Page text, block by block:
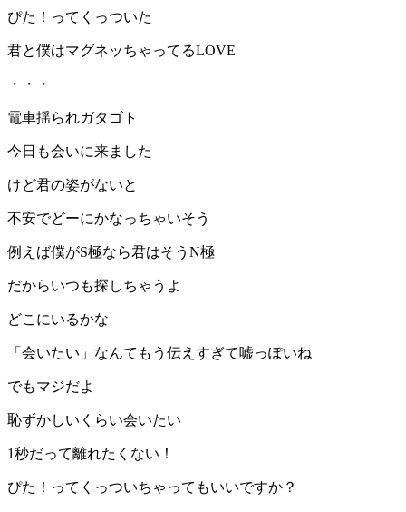
ぴた！ってくっついた
君と僕はマグネッちゃってるLOVE
・・・
電車揺られガタゴト
今日も会いに来ました
けど君の姿がないと
不安でどーにかなっちゃいそう
例えば僕がS極なら君はそうN極
だからいつも探しちゃうよ
どこにいるかな
「会いたい」なんてもう伝えすぎて嘘っぽいね
でもマジだよ
恥ずかしいくらい会いたい
1秒だって離れたくない！
ぴた！ってくっついちゃってもいいですか？